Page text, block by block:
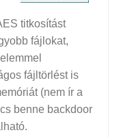
titkosítást
fájlokat,
fájltörlést is
(nem ír a
benne backdoor